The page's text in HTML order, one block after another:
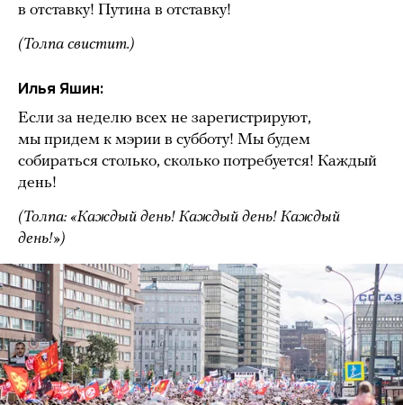
в отставку! Путина в отставку!
(Толпа свистит.)
Илья Яшин:
Если за неделю всех не зарегистрируют,
мы придем к мэрии в субботу! Мы будем
собираться столько, сколько потребуется! Каждый
день!
(Толпа: «Каждый день! Каждый день! Каждый
день!»)